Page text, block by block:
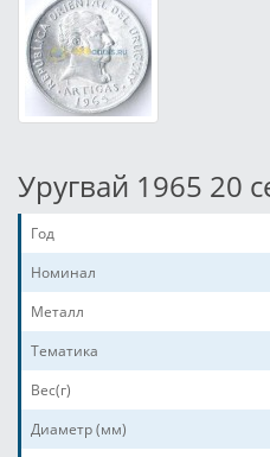
Уругвай 1965 20
Год
Номинал
Металл
Тематика
Вес(г)
Диаметр (мм)